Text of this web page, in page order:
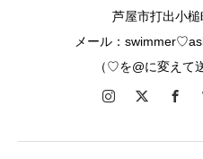
芦屋市打出小
メール：
（♡を@に変えて